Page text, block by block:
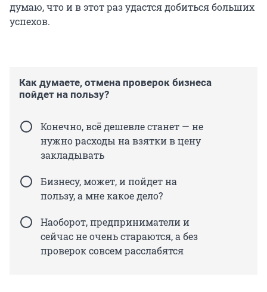
думаю, что и в этот раз удастся добиться больших
успехов.
Как думаете, отмена проверок бизнеса
пойдет на пользу?
Конечно, всё дешевле станет — не
нужно расходы на взятки в цену
закладывать
Бизнесу, может, и пойдет на
пользу, а мне какое дело?
Наоборот, предприниматели и
сейчас не очень стараются, а без
проверок совсем расслабятся